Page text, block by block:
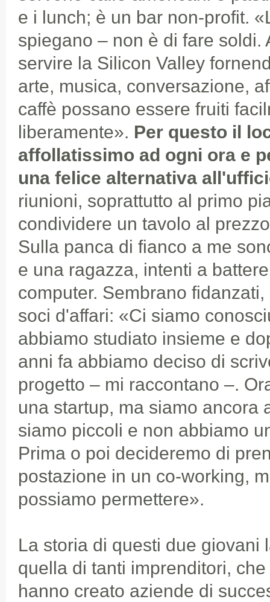
e i lunch; è un bar non-profit.
spiegano – non è di fare soldi.
servire la Silicon Valley
arte, musica, conversazione,
caffè possano essere fruiti
liberamente». Per questo il
affollatissimo ad ogni ora e
una felice alternativa
riunioni, soprattutto al primo
condividere un tavolo al
Sulla panca di fianco a me
e una ragazza, intenti a
computer. Sembrano
soci d'affari: «Ci siamo
abbiamo studiato insieme e
anni fa abbiamo deciso di
progetto – mi raccontano –.
una startup, ma siamo ancora
siamo piccoli e non abbiamo
Prima o poi decideremo di
postazione in un co-working,
possiamo permettere».
La storia di questi due giovani
quella di tanti imprenditori,
hanno creato aziende di